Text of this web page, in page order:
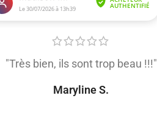
"Très bien, ils sont trop beau !!!"
Maryline S.